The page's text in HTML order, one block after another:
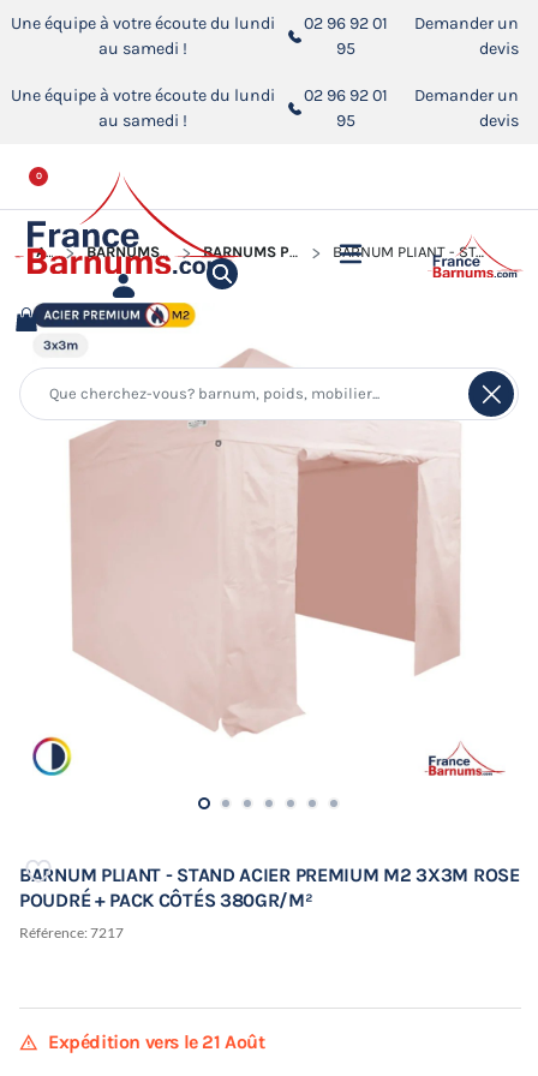
Une équipe à votre écoute du lundi
au samedi !
02 96 92 01
95
Demander un
devis
Une équipe à votre écoute du lundi
au samedi !
02 96 92 01
95
Demander un
devis
0
ACCUEIL BARNUMS PLIANTS - STANDS ACIER PREMIUM M2 BARNUMS PLIANTS - STANDS ACIER PREMIUM M2 3X3M BARNUM PLIANT - STAND ACIER PREMIUM M2 3X3M ROSE POUDRÉ + PACK CÔTÉS 380GR/M²
BARNUM PLIANT - STAND ACIER PREMIUM M2 3X3M ROSE
POUDRÉ + PACK CÔTÉS 380GR/M²
Référence: 7217
warning Expédition vers le 21 Août